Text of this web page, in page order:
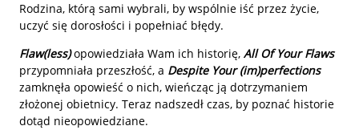
Rodzina, którą sami wybrali, by wspólnie iść przez życie,
uczyć się dorosłości i popełniać błędy.
Flaw(less)opowiedziała Wam ich historię, All Of Your Flaws
przypomniała przeszłość, a Despite Your (im)perfections
zamknęła opowieść o nich, wieńcząc ją dotrzymaniem
złożonej obietnicy. Teraz nadszedł czas, by poznać historie
dotąd nieopowiedziane.